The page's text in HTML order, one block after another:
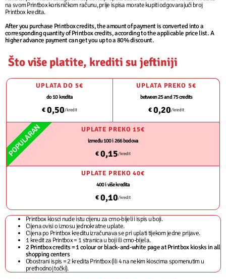
na svom Printbox korisničkom računu, prije ispisa morate kupiti odgovarajući broj
Printbox kredita.
After you purchase Printbox credits, the amount of payment is converted into a
corresponding quantity of Printbox credits, according to the applicable price list. A
higher advance payment can get you up to a 80% discount.
Što više platite, krediti su jeftiniji
UPLATA DO 5€
do 10 kredita
€0,50/kredit
UPLATA PREKO 5€
between 25 and 75 credits
€ 0,20/kredit
UPLATE PREKO 15€
između 100 i 266 bodova
€0,15/kredit
POPULARAN
UPLATE PREKO 40€
400 i više kredita
€0,10/kredit
Printbox kiosci nude istu cijenu za crno-bijeli i ispis u boji.
Cijena ovisi o iznosu jednokratne uplate.
Cijena po Printbox kreditu izračunava se pri uplati tijekom jedne prijave.
1 kredit za Printbox = 1 stranica u boji ili crno-bijela.
2 Printbox credits = 1 colour or black-and-white page at Printbox kiosks in all
shopping centers
Obostrani ispis = 2 kredita Printbox (ili 4 na nekim kioscima spomenutim u
prethodnoj točki).